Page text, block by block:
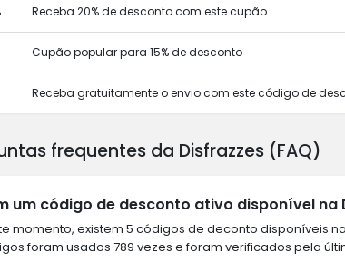
Receba 20% de desconto com este cupão
Cupão popular para 15% de desconto
Receba gratuitamente o envio com este código de
frequentes da Disfrazzes (FAQ)
um código de desconto ativo disponível na
momento, existem 5 códigos de deconto disponíveis na
foram usados 789 vezes e foram verificados pela